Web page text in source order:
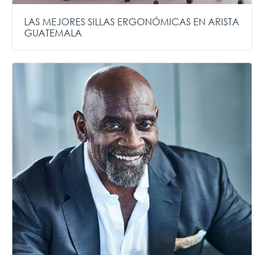
LAS MEJORES SILLAS ERGONÓMICAS EN ARISTA
GUATEMALA